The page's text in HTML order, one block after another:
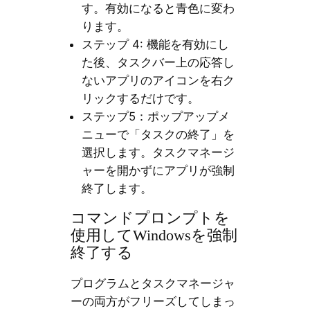
す。有効になると青色に変わ
ります。
ステップ 4: 機能を有効にし
た後、タスクバー上の応答し
ないアプリのアイコンを右ク
リックするだけです。
ステップ5：ポップアップメ
ニューで「タスクの終了」を
選択します。タスクマネージ
ャーを開かずにアプリが強制
終了します。
コマンドプロンプトを
使用してWindowsを強制
終了する
プログラムとタスクマネージャ
ーの両方がフリーズしてしまっ